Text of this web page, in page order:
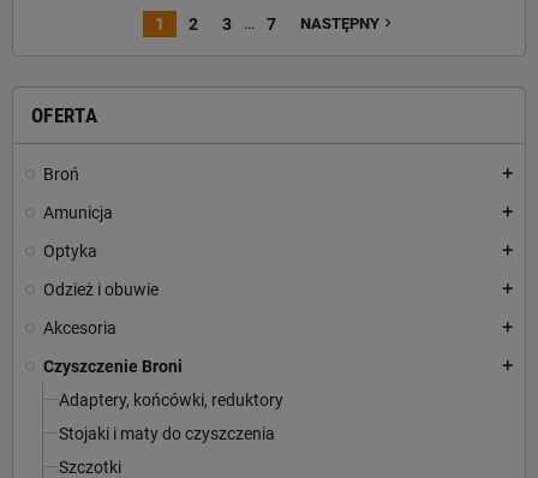
OFERTA
Broń add
Amunicja add
Optyka add
Odzież i obuwie add
Akcesoria add
Czyszczenie Broni add
Adaptery, końcówki, reduktory
Stojaki i maty do czyszczenia
Szczotki
1
2 3 … 7 NASTĘPNYnavigate_next